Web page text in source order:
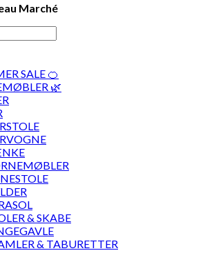
Marché
SALE 🍊
🌿
& SKABE
& TABURETTER